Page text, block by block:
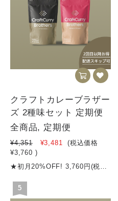
クラフトカレーブラザー
ズ 2種味セット 定期便
全商品, 定期便
¥4,351 ¥3,481
(税込価格
¥3,760 )
★初月20%OFF! 3,760円(税込) / 商品購入時に自動で20%OFFになります！★定期購入のスキップ、配送頻度の変更マイページからいつでもできます！★お得な定期便（2回目以降も通常の500円OFF）★１食約333円★消費税8％★4,500円以上のご購入で送料無料 【商品名】クラフトカレーブラザーズ（5～6食分）【内容量】250g【名称 】 カレーフレーク【原材料名】野菜（たまねぎ、にんじん、しょうが）、炒め玉葱（国内製造）、牛脂、小麦粉、カレー粉、 トマトペースト、砂糖、レッドワインエキスパウダー、食塩、黒糖、バター、チーズ、チャツネ、 ビーフエキス、りんご、ミルポアパウダー、梅酒（リキュール）、すりにんにく、マンゴー、はちみつ、 香味油、ココア、風味調味料、ドライトマトエキス、レモン果汁アレルギー物質名 | 小麦・ 乳成分・牛肉・大豆・バナナ・りんご栄養成分表示（一食40gあたり）エネルギー 183.6kcalタンパク質 2.64g脂質 9.24g炭水化物 22.4g食塩相当量 2.64g【商品名】スパイシーバターチキンカレー (5～6食分)【内容量】225g【名称 】 カレーフレーク【原材料名】たまねぎ、しょうが、トマトペースト、カシューナッツパウダー、カレー粉トマトパウダー、砂糖（きび砂糖）、バター、すりにんにく、食塩、はちみつ、殺菌ヨーグルトパウダー、ミルポアパウダー、ドライトマトエキス 、レモン果汁 アレルギー物質名 | 小麦・乳成分・牛肉・大豆・バナナ・りんご栄養成分表示(一食40gあたり)エネルギー 158.4kcalタンパク質 4.36g脂質 7.2g炭水化物 21g食塩相当量 2.84g【賞味期限期間】製造から10か月【保存方法】高温多湿を避けて保存してください【発送方法】クリックポスト、宅急便等※数量限定販売ですので、無くなり次第受付終了とさせていただきます
5